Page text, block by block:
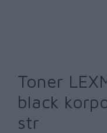
Toner
black
str